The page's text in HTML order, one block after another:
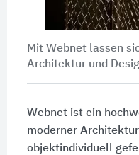
Mit Webnet lassen
Architektur und
Webnet ist ein
moderner
objektindividuell